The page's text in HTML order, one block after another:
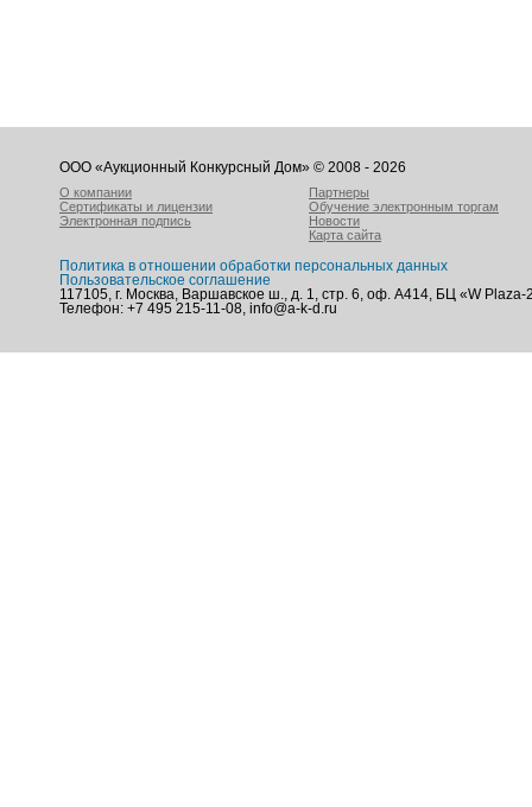
ООО «Аукционный Конкурсный Дом» © 2008 - 2026
О компании
Сертификаты и лицензии
Электронная подпись
Партнеры
Обучение электронным торгам
Новости
Карта сайта
Политика в отношении обработки персональных данных
Пользовательское соглашение
117105, г. Москва, Варшавское ш., д. 1, стр. 6, оф. А414, БЦ «W Plaza-
Телефон: +7 495 215-11-08, info@a-k-d.ru